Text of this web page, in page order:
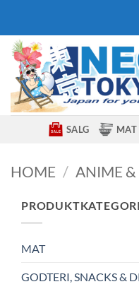
content
SALG MAT
HOME / ANIME &
MAT
GODTERI, SNACKS &